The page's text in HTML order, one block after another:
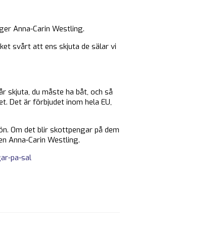
Anna-Carin Westling.
svårt att ens skjuta de sälar vi
skjuta, du måste ha båt, och så
Det är förbjudet inom hela EU,
Om det blir skottpengar på dem
Anna-Carin Westling.
pa-sal